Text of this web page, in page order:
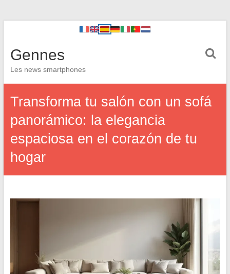
Gennes
Les news smartphones
Transforma tu salón con un sofá
panorámico: la elegancia
espaciosa en el corazón de tu
hogar